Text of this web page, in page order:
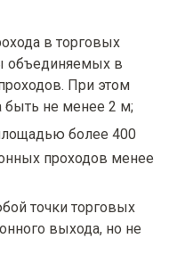
в торговых
объединяемых в
При этом
быть не менее 2 м;
более 400
проходов менее
точки торговых
выхода, но не